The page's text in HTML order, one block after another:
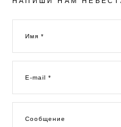
Имя *
E-mail *
Сообщение